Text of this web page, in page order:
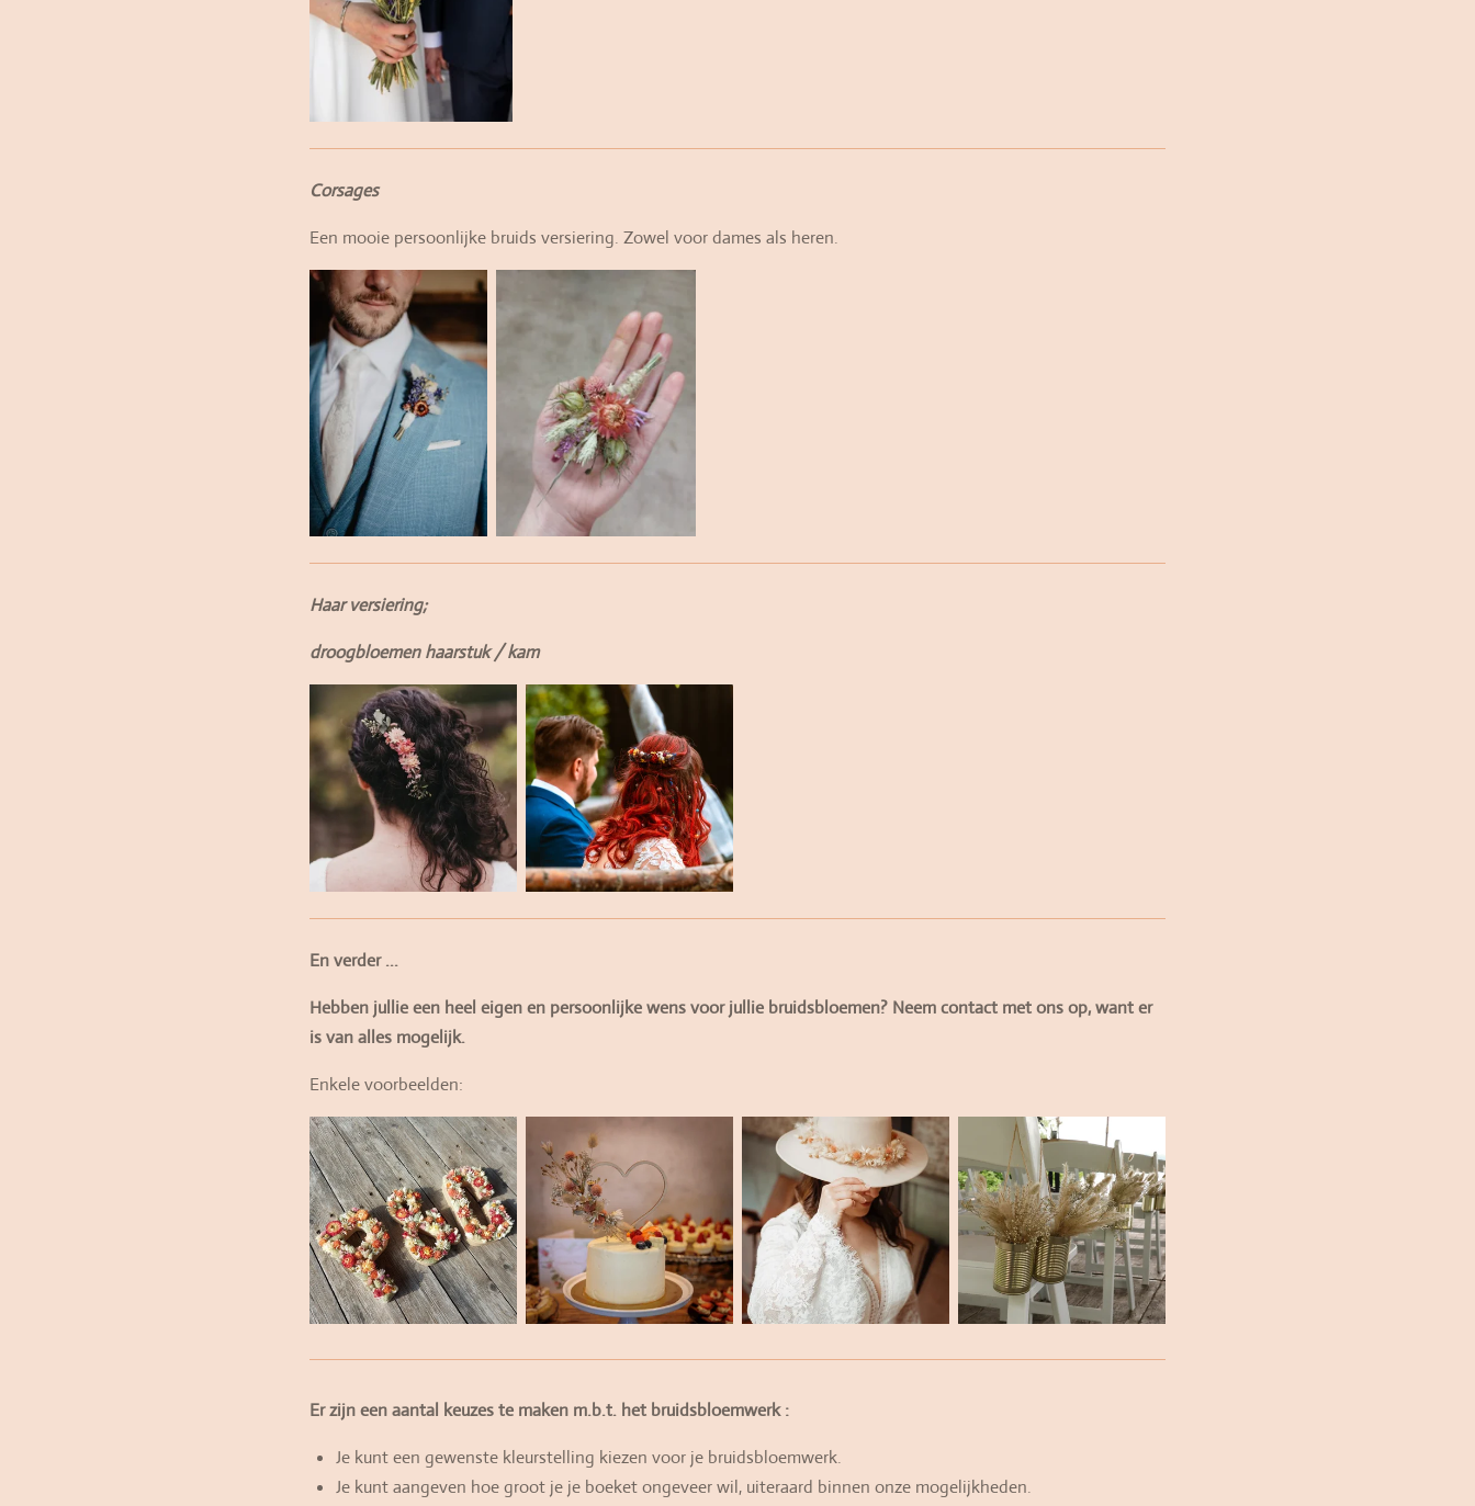
Corsages
Een mooie persoonlijke bruids versiering. Zowel voor dames als heren.
Haar versiering;
droogbloemen haarstuk / kam
En verder ...
Hebben jullie een heel eigen en persoonlijke wens voor jullie bruidsbloemen? Neem contact met ons op, want er
is van alles mogelijk.
Enkele voorbeelden:
Er zijn een aantal keuzes te maken m.b.t. het bruidsbloemwerk :
Je kunt een gewenste kleurstelling kiezen voor je bruidsbloemwerk.
Je kunt aangeven hoe groot je je boeket ongeveer wil, uiteraard binnen onze mogelijkheden.